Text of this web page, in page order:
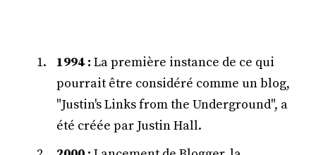
1994 : La première instance de ce qui
pourrait être considéré comme un blog,
"Justin's Links from the Underground", a
été créée par Justin Hall.